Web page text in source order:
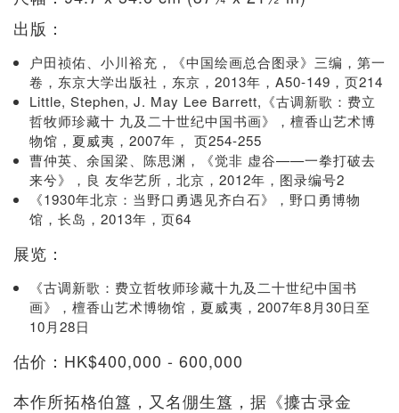
出版：
户田祯佑、小川裕充，《中国绘画总合图录》三编，第一
卷，东京大学出版社，东京，2013年，A50-149，页214
Little, Stephen, J. May Lee Barrett,《古调新歌：费立
哲牧师珍藏十 九及二十世纪中国书画》，檀香山艺术博
物馆，夏威夷，2007年， 页254-255
曹仲英、余国梁、陈思渊，《觉非 虚谷——一拳打破去
来兮》，良 友华艺所，北京，2012年，图录编号2
《1930年北京：当野口勇遇见齐白石》，野口勇博物
馆，长岛，2013年，页64
展览：
《古调新歌：费立哲牧师珍藏十九及二十世纪中国书
画》，檀香山艺术博物馆，夏威夷，2007年8月30日至
10月28日
估价：HK$400,000 - 600,000
本作所拓格伯簋，又名倗生簋，据《攈古录金